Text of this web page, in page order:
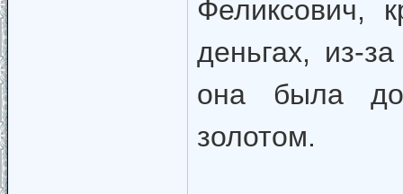
Феликсович,
деньгах, из-
она была
золотом.